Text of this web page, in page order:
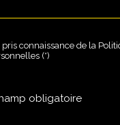
pris connaissance de la
(*)
obligatoire